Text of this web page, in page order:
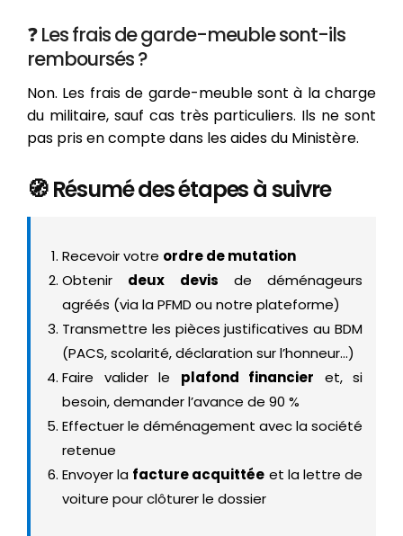
❓ Les frais de garde-meuble sont-ils
remboursés ?
Non. Les frais de garde-meuble sont à la charge
du militaire, sauf cas très particuliers. Ils ne sont
pas pris en compte dans les aides du Ministère.
🧭 Résumé des étapes à suivre
Recevoir votre ordre de mutation
Obtenir deux devis de déménageurs
agréés (via la PFMD ou notre plateforme)
Transmettre les pièces justificatives au BDM
(PACS, scolarité, déclaration sur l’honneur…)
Faire valider le plafond financier et, si
besoin, demander l’avance de 90 %
Effectuer le déménagement avec la société
retenue
Envoyer la facture acquittée et la lettre de
voiture pour clôturer le dossier